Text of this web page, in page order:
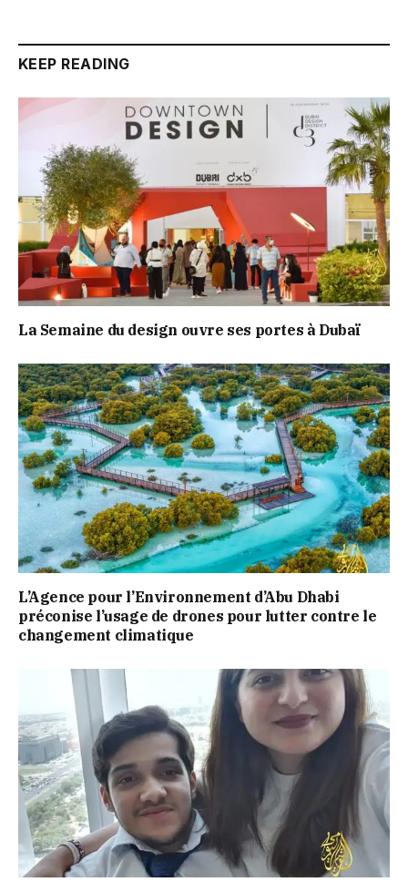
KEEP READING
La Semaine du design ouvre ses portes à Dubaï
L’Agence pour l’Environnement d’Abu Dhabi
préconise l’usage de drones pour lutter contre le
changement climatique